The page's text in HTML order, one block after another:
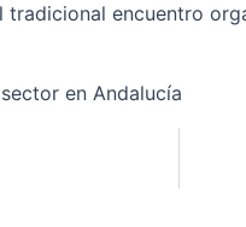
encuentro
en Andalucía